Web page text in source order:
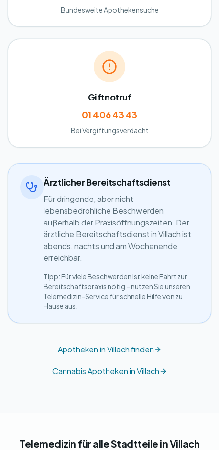
Bundesweite Apothekensuche
Giftnotruf
01 406 43 43
Bei Vergiftungsverdacht
Ärztlicher Bereitschaftsdienst
Für dringende, aber nicht
lebensbedrohliche Beschwerden
außerhalb der Praxisöffnungszeiten. Der
ärztliche Bereitschaftsdienst in Villach ist
abends, nachts und am Wochenende
erreichbar.
Tipp: Für viele Beschwerden ist keine Fahrt zur
Bereitschaftspraxis nötig – nutzen Sie unseren
Telemedizin-Service für schnelle Hilfe von zu
Hause aus.
Apotheken in Villach finden
Cannabis Apotheken in Villach
Telemedizin für alle Stadtteile in Villach